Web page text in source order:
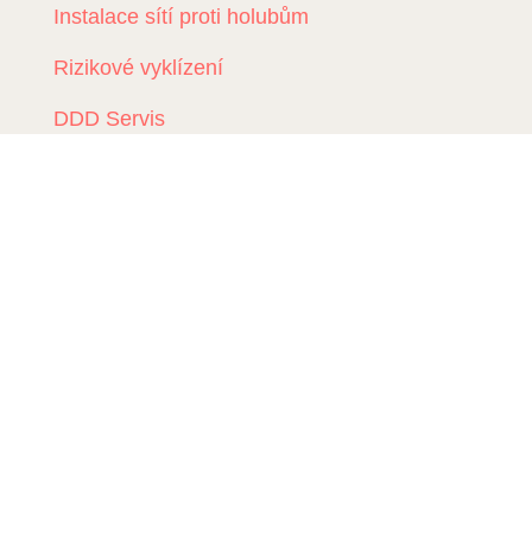
Instalace sítí proti holubům
Rizikové vyklízení
DDD Servis